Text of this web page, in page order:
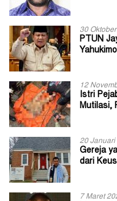
30
PTUN
12
Istri
Mutilasi,
20 Januari
Gereja
dari
7 Maret